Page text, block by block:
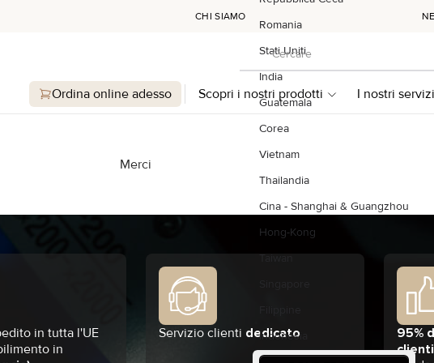
CHI SIAMO
Romania
Stati Uniti
India
Guatemala
Corea
Vietnam
Thailandia
Cina - Shanghai & Guangzhou
Hong-Kong
Taiwan
Indonesia
Cercare
Cercare
Ordina online adesso Scopri i nostri prodotti I nostri servizi
Merci
in tutta l'UE
in
Servizio clienti dedicato
95%
clienti